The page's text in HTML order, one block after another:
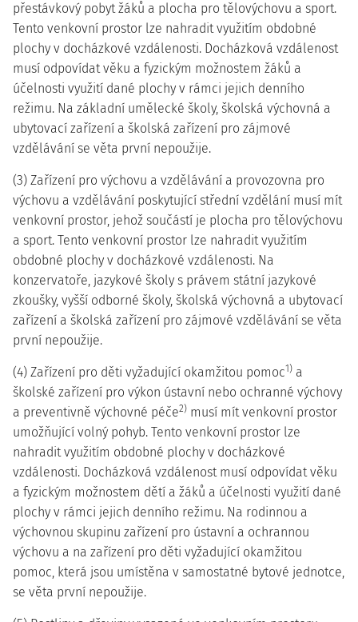
přestávkový pobyt žáků a plocha pro tělovýchovu a sport.
Tento venkovní prostor lze nahradit využitím obdobné
plochy v docházkové vzdálenosti. Docházková vzdálenost
musí odpovídat věku a fyzickým možnostem žáků a
účelnosti využití dané plochy v rámci jejich denního
režimu. Na základní umělecké školy, školská výchovná a
ubytovací zařízení a školská zařízení pro zájmové
vzdělávání se věta první nepoužije.
(3) Zařízení pro výchovu a vzdělávání a provozovna pro
výchovu a vzdělávání poskytující střední vzdělání musí mít
venkovní prostor, jehož součástí je plocha pro tělovýchovu
a sport. Tento venkovní prostor lze nahradit využitím
obdobné plochy v docházkové vzdálenosti. Na
konzervatoře, jazykové školy s právem státní jazykové
zkoušky, vyšší odborné školy, školská výchovná a ubytovací
zařízení a školská zařízení pro zájmové vzdělávání se věta
první nepoužije.
(4) Zařízení pro děti vyžadující okamžitou pomoc1) a
školské zařízení pro výkon ústavní nebo ochranné výchovy
a preventivně výchovné péče2) musí mít venkovní prostor
umožňující volný pohyb. Tento venkovní prostor lze
nahradit využitím obdobné plochy v docházkové
vzdálenosti. Docházková vzdálenost musí odpovídat věku
a fyzickým možnostem dětí a žáků a účelnosti využití dané
plochy v rámci jejich denního režimu. Na rodinnou a
výchovnou skupinu zařízení pro ústavní a ochrannou
výchovu a na zařízení pro děti vyžadující okamžitou
pomoc, která jsou umístěna v samostatné bytové jednotce,
se věta první nepoužije.